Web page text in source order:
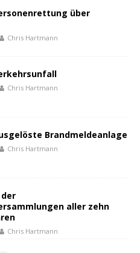
über
Chris Hartmann
Chris Hartmann
Brandmeldeanlage
Chris Hartmann
aller zehn
Chris Hartmann